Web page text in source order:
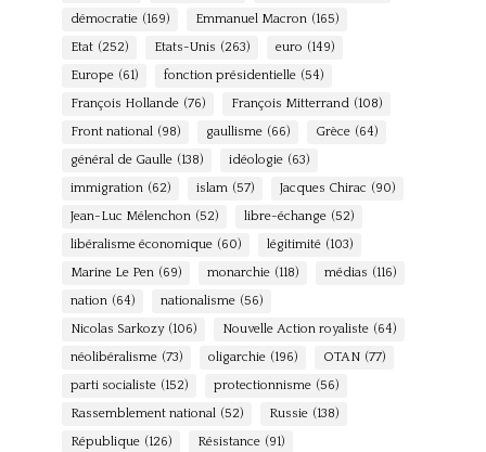
démocratie (169) Emmanuel Macron (165)
Etat (252) Etats-Unis (263) euro (149)
Europe (61) fonction présidentielle (54)
François Hollande (76) François Mitterrand (108)
Front national (98) gaullisme (66) Grèce (64)
général de Gaulle (138) idéologie (63)
immigration (62) islam (57) Jacques Chirac (90)
Jean-Luc Mélenchon (52) libre-échange (52)
libéralisme économique (60) légitimité (103)
Marine Le Pen (69) monarchie (118) médias (116)
nation (64) nationalisme (56)
Nicolas Sarkozy (106) Nouvelle Action royaliste (64)
néolibéralisme (73) oligarchie (196) OTAN (77)
parti socialiste (152) protectionnisme (56)
Rassemblement national (52) Russie (138)
République (126) Résistance (91)